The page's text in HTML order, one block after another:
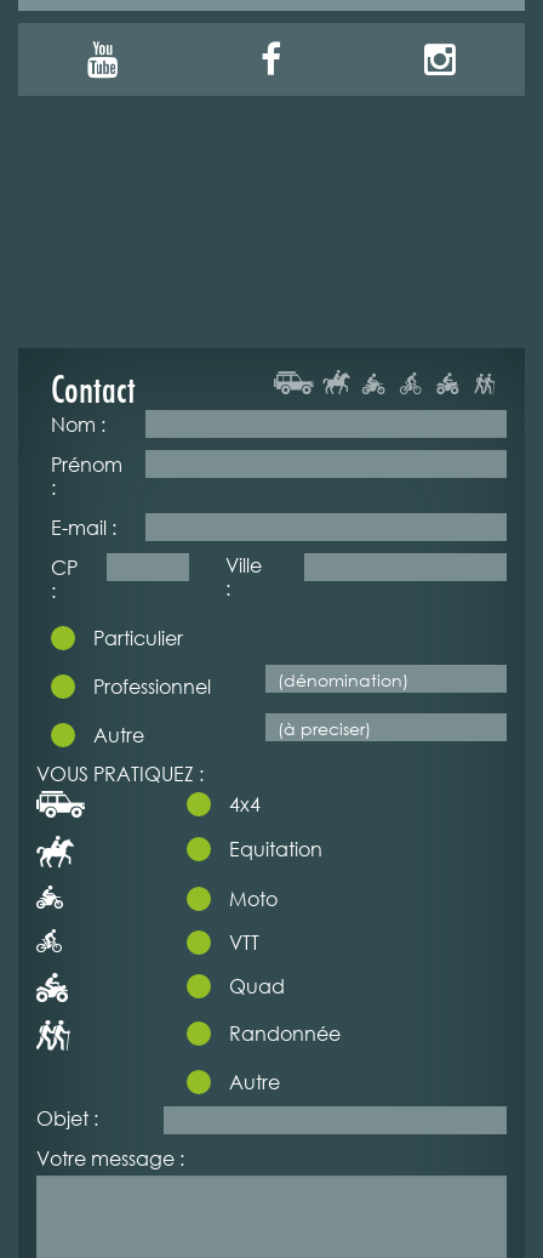
Contact
Nom :
Prénom
:
E-mail :
CP
:
Ville
:
Particulier
Professionnel
Autre
VOUS PRATIQUEZ :
4x4
Equitation
Moto
VTT
Quad
Randonnée
Autre
Objet :
Votre message :